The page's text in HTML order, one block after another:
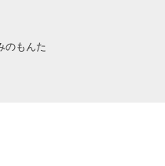
壁に耳あり障子にえなり